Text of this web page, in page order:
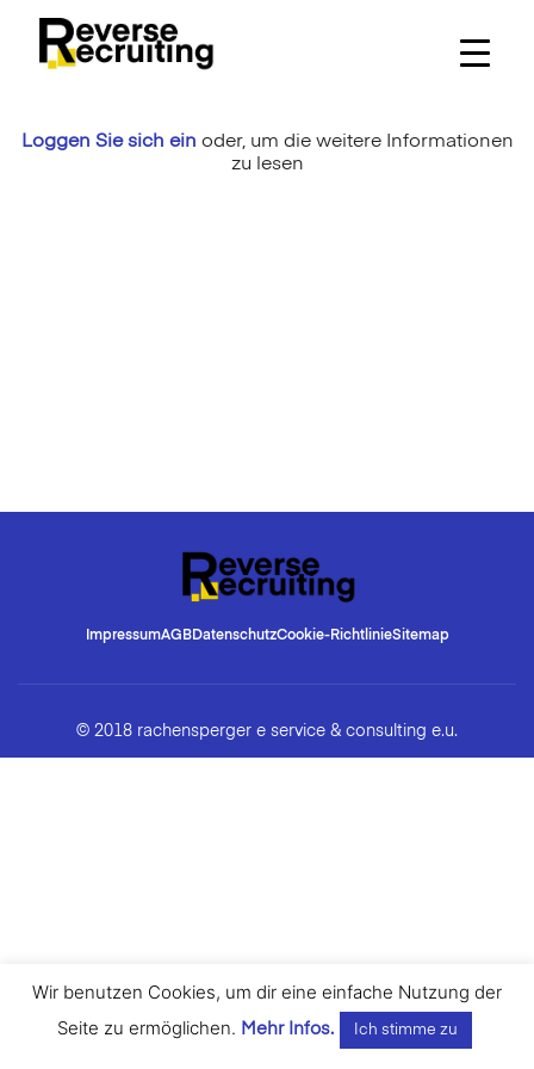
content
Loggen Sie sich ein oder, um die weitere Informationen
zu lesen
ImpressumAGBDatenschutzCookie-RichtlinieSitemap
© 2018 rachensperger e service & consulting e.u.
Wir benutzen Cookies, um dir eine einfache Nutzung der
Seite zu ermöglichen. Mehr Infos. Ich stimme zu